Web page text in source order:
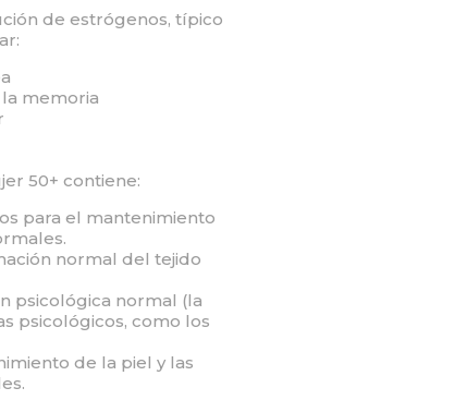
de estrógenos, típico
memoria
50+ contiene:
para el mantenimiento
normal del tejido
psicológica normal (la
psicológicos, como los
de la piel y las